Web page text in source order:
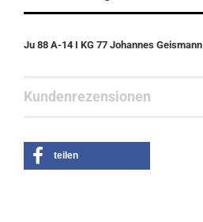
Ju 88 A-14 I KG 77 Johannes Geismann
Kundenrezensionen
teilen